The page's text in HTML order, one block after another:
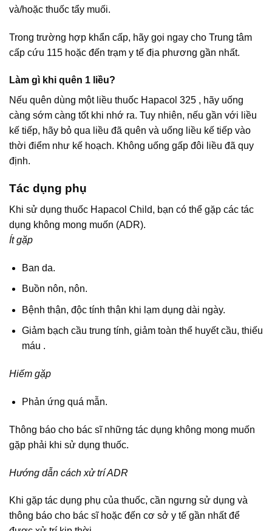
và/hoặc thuốc tẩy muối.
Trong trường hợp khẩn cấp, hãy gọi ngay cho Trung tâm
cấp cứu 115 hoặc đến trạm y tế địa phương gần nhất.
Làm gì khi quên 1 liều?
Nếu quên dùng một liều thuốc Hapacol 325 , hãy uống
càng sớm càng tốt khi nhớ ra. Tuy nhiên, nếu gần với liều
kế tiếp, hãy bỏ qua liều đã quên và uống liều kế tiếp vào
thời điểm như kế hoạch. Không uống gấp đôi liều đã quy
định.
Tác dụng phụ
Khi sử dụng thuốc Hapacol Child, bạn có thể gặp các tác
dụng không mong muốn (ADR).
Ít gặp
Ban da.
Buồn nôn, nôn.
Bệnh thận, độc tính thận khi lạm dụng dài ngày.
Giảm bạch cầu trung tính, giảm toàn thể huyết cầu, thiếu
máu .
Hiếm gặp
Phản ứng quá mẫn.
Thông báo cho bác sĩ những tác dụng không mong muốn
gặp phải khi sử dụng thuốc.
Hướng dẫn cách xử trí ADR
Khi gặp tác dụng phụ của thuốc, cần ngưng sử dụng và
thông báo cho bác sĩ hoặc đến cơ sở y tế gần nhất để